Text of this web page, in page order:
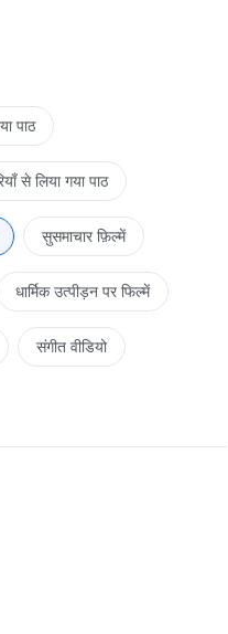
पाठ
से लिया गया पाठ
सुसमाचार फ़िल्में
धार्मिक उत्पीड़न पर फिल्में
संगीत वीडियो